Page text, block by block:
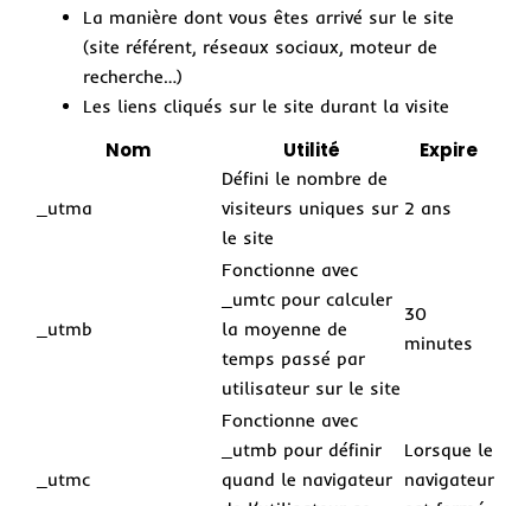
La manière dont vous êtes arrivé sur le site
(site référent, réseaux sociaux, moteur de
recherche…)
Les liens cliqués sur le site durant la visite
Nom Utilité Expire
_utma
Défini le nombre de
visiteurs uniques sur
le site
2 ans
_utmb
Fonctionne avec
_umtc pour calculer
la moyenne de
temps passé par
utilisateur sur le site
30
minutes
_utmc
Fonctionne avec
_utmb pour définir
quand le navigateur
Lorsque le
navigateur